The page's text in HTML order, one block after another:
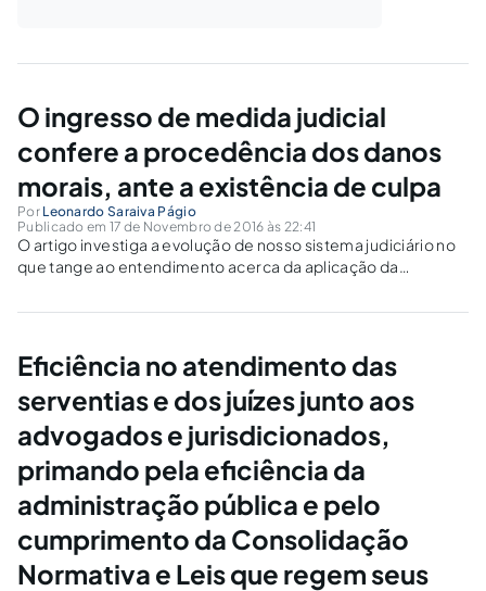
O ingresso de medida judicial
confere a procedência dos danos
morais, ante a existência de culpa
Por Leonardo Saraiva Págio
Publicado em 17 de Novembro de 2016 às 22:41
O artigo investiga a evolução de nosso sistema judiciário no
que tange ao entendimento acerca da aplicação da
repercussão destas decisões judiciais como medida punitiva
Eficiência no atendimento das
serventias e dos juízes junto aos
advogados e jurisdicionados,
primando pela eficiência da
administração pública e pelo
cumprimento da Consolidação
Normativa e Leis que regem seus